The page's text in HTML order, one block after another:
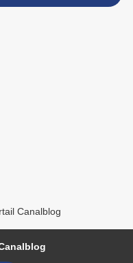
Canalblog